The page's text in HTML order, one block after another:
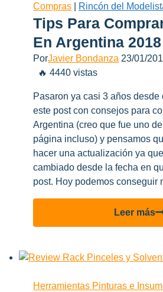
Compras Rincón del
Tips Para
En Argentina 2018
PorJavier Bondanza 23/01/
🔥 4440 vistas
Pasaron ya casi 3 años
este post con consejos para
Argentina (creo que fue uno
página incluso) y pensamos
hacer una actualización ya
cambiado desde la fecha en
post. Hoy podemos conseguir
Leer más
Herramientas Pinturas e